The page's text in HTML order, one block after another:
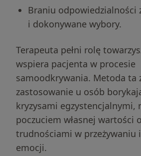
Braniu odpowiedzialności
i dokonywane wybory.
Terapeuta pełni rolę
wspiera pacjenta w procesie
samoodkrywania. Metoda ta
zastosowanie u osób
kryzysami egzystencjalnymi,
poczuciem własnej wartości
trudnościami w przeżywaniu
emocji.